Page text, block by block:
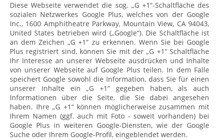
Diese Webseite verwendet die sog. „G +1“-Schaltfläche des
sozialen Netzwerkes Google Plus, welches von der Google
Inc., 1600 Amphitheatre Parkway, Mountain View, CA 94043,
United States betrieben wird („Google“). Die Schaltfläche ist
an dem Zeichen „G +1“ zu erkennen. Wenn Sie bei Google
Plus registriert sind, können Sie mit der „G +1“ Schaltfläche
Ihr Interesse an unserer Webseite ausdrücken und Inhalte
von unserer Webseite auf Google Plus teilen. In dem Falle
speichert Google sowohl die Information, dass Sie für einen
unserer Inhalte ein „G +1“ gegeben haben, als auch
Informationen über die Seite, die Sie dabei angesehen
haben. Ihre „G +1“ können möglicherweise zusammen mit
Ihrem Namen (ggf. auch mit Foto - soweit vorhanden) bei
Google Plus in weiteren Google-Diensten, wie der Google
Suche oder Ihrem Google-Profil, eingeblendet werden.